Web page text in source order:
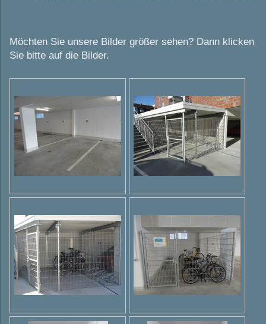
Möchten Sie unsere Bilder größer sehen? Dann klicken
Sie bitte auf die Bilder.